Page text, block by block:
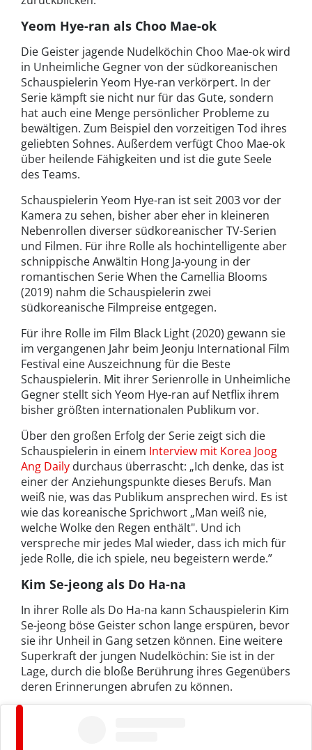
Yeom Hye-ran als Choo Mae-ok
Die Geister jagende Nudelköchin Choo Mae-ok wird
in Unheimliche Gegner von der südkoreanischen
Schauspielerin Yeom Hye-ran verkörpert. In der
Serie kämpft sie nicht nur für das Gute, sondern
hat auch eine Menge persönlicher Probleme zu
bewältigen. Zum Beispiel den vorzeitigen Tod ihres
geliebten Sohnes. Außerdem verfügt Choo Mae-ok
über heilende Fähigkeiten und ist die gute Seele
des Teams.
Schauspielerin Yeom Hye-ran ist seit 2003 vor der
Kamera zu sehen, bisher aber eher in kleineren
Nebenrollen diverser südkoreanischer TV-Serien
und Filmen. Für ihre Rolle als hochintelligente aber
schnippische Anwältin Hong Ja-young in der
romantischen Serie When the Camellia Blooms
(2019) nahm die Schauspielerin zwei
südkoreanische Filmpreise entgegen.
Für ihre Rolle im Film Black Light (2020) gewann sie
im vergangenen Jahr beim Jeonju International Film
Festival eine Auszeichnung für die Beste
Schauspielerin. Mit ihrer Serienrolle in Unheimliche
Gegner stellt sich Yeom Hye-ran auf Netflix ihrem
bisher größten internationalen Publikum vor.
Über den großen Erfolg der Serie zeigt sich die
Schauspielerin in einem Interview mit Korea Joog
Ang Daily durchaus überrascht: „Ich denke, das ist
einer der Anziehungspunkte dieses Berufs. Man
weiß nie, was das Publikum ansprechen wird. Es ist
wie das koreanische Sprichwort „Man weiß nie,
welche Wolke den Regen enthält". Und ich
verspreche mir jedes Mal wieder, dass ich mich für
jede Rolle, die ich spiele, neu begeistern werde.”
Kim Se-jeong als Do Ha-na
In ihrer Rolle als Do Ha-na kann Schauspielerin Kim
Se-jeong böse Geister schon lange erspüren, bevor
sie ihr Unheil in Gang setzen können. Eine weitere
Superkraft der jungen Nudelköchin: Sie ist in der
Lage, durch die bloße Berührung ihres Gegenübers
deren Erinnerungen abrufen zu können.